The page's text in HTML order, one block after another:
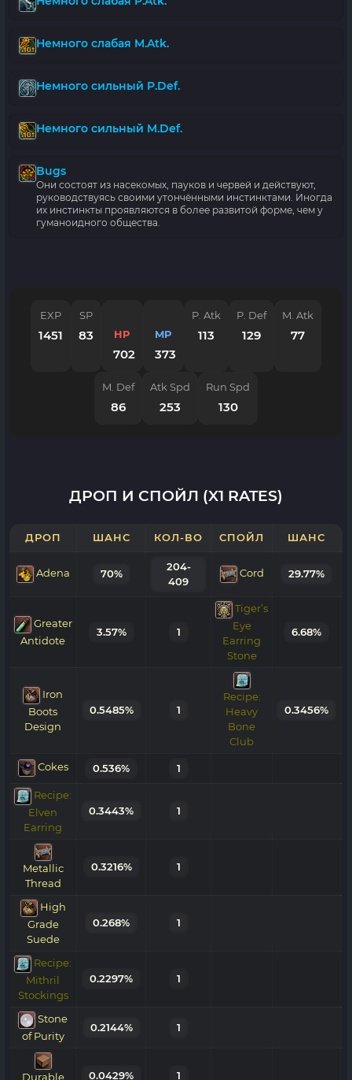
Немного слабая M.Atk.
Немного сильный P.Def.
Немного сильный M.Def.
Bugs
Они состоят из насекомых, пауков и червей и действуют,
руководствуясь своими утончёнными инстинктами. Иногда
их инстинкты проявляются в более развитой форме, чем у
гуманоидного общества.
EXP
1451
SP
83 HP
702
MP
373
P. Atk
113
P. Def
129
M. Atk
77
M. Def
86
Atk Spd
253
Run Spd
130
ДРОП И СПОЙЛ (X1 RATES)
ДРОП ШАНС КОЛ-ВО СПОЙЛ ШАНС
Adena 70%
204-
409
Cord 29.77%
Greater
Antidote
3.57% 1
Tiger’s
Eye
Earring
Stone
6.68%
Iron
Boots
Design
0.5485% 1
Recipe:
Heavy
Bone
Club
0.3456%
Cokes 0.536% 1
Recipe:
Elven
Earring
0.3443% 1
Metallic
Thread
0.3216% 1
High
Grade
Suede
0.268% 1
Recipe:
Mithril
Stockings
0.2297% 1
Stone
of Purity
0.2144% 1
Durable 0.0429% 1